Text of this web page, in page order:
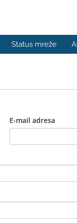
Status mreže
E-mail adresa